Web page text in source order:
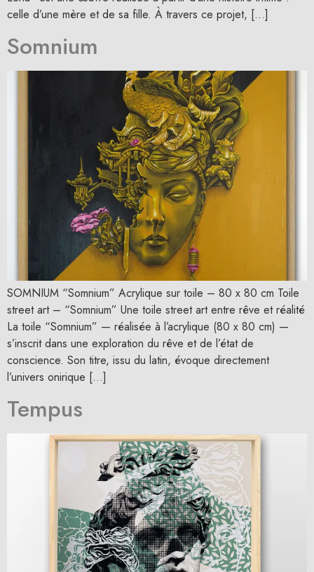
celle d’une mère et de sa fille. À travers ce projet, […]
Somnium
SOMNIUM “Somnium” Acrylique sur toile – 80 x 80 cm Toile
street art – “Somnium” Une toile street art entre rêve et réalité
La toile “Somnium” — réalisée à l’acrylique (80 x 80 cm) —
s’inscrit dans une exploration du rêve et de l’état de
conscience. Son titre, issu du latin, évoque directement
l’univers onirique […]
Tempus